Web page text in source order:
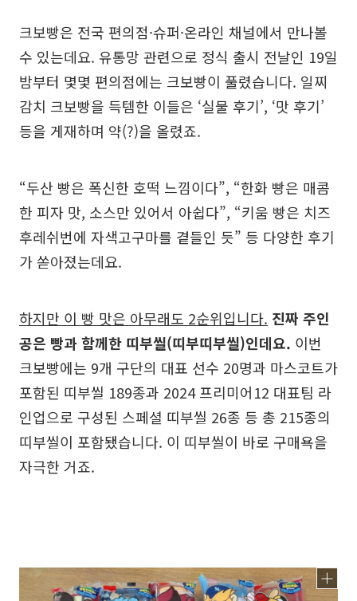
크보빵은 전국 편의점·슈퍼·온라인 채널에서 만나볼
수 있는데요. 유통망 관련으로 정식 출시 전날인 19일
밤부터 몇몇 편의점에는 크보빵이 풀렸습니다. 일찌
감치 크보빵을 득템한 이들은 ‘실물 후기’, ‘맛 후기’
등을 게재하며 약(?)을 올렸죠.
“두산 빵은 폭신한 호떡 느낌이다”, “한화 빵은 매콤
한 피자 맛, 소스만 있어서 아쉽다”, “키움 빵은 치즈
후레쉬번에 자색고구마를 곁들인 듯” 등 다양한 후기
가 쏟아졌는데요.
하지만 이 빵 맛은 아무래도 2순위입니다. 진짜 주인
공은 빵과 함께한 띠부씰(띠부띠부씰)인데요. 이번
크보빵에는 9개 구단의 대표 선수 20명과 마스코트가
포함된 띠부씰 189종과 2024 프리미어12 대표팀 라
인업으로 구성된 스페셜 띠부씰 26종 등 총 215종의
띠부씰이 포함됐습니다. 이 띠부씰이 바로 구매욕을
자극한 거죠.